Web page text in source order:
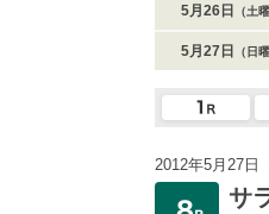
5月26日 （土曜
5月27日 （日曜
2012年5月27日
サ